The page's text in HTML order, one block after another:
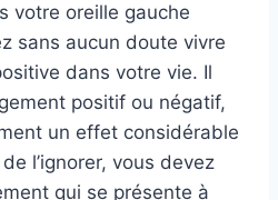
votre oreille gauche
sans aucun doute vivre
dans votre vie. Il
positif ou négatif,
un effet considérable
l’ignorer, vous devez
qui se présente à